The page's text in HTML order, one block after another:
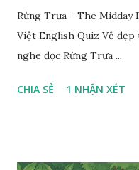
Rừng Trưa - The
Việt English Quiz Vẻ đẹp
nghe đọc Rừng Trưa ...
CHIA SẺ 1 NHẬN XÉT